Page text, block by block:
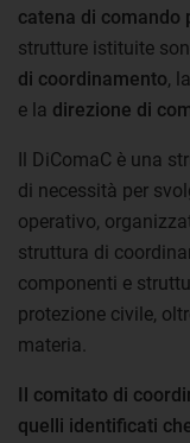
catena di comando
strutture istituite
di coordinamento, la
e la direzione di
Il DiComaC è una
di necessità per
operativo,
struttura di
componenti e
protezione civile,
materia.
Il comitato di
quelli identificati